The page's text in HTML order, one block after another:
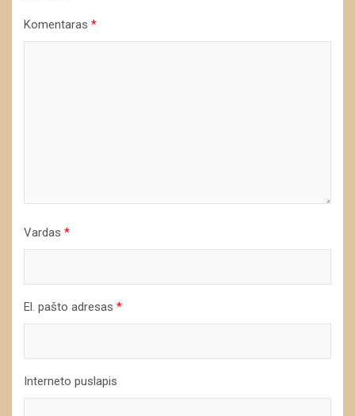
Komentaras *
Vardas *
El. pašto adresas *
Interneto puslapis